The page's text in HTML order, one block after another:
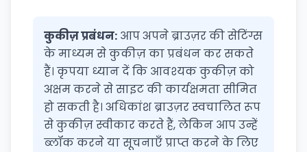
कुकीज़ प्रबंधन: आप अपने ब्राउज़र की सेटिंग्स
के माध्यम से कुकीज़ का प्रबंधन कर सकते
हैं। कृपया ध्यान दें कि आवश्यक कुकीज़ को
अक्षम करने से साइट की कार्यक्षमता सीमित
हो सकती है। अधिकांश ब्राउज़र स्वचालित रूप
से कुकीज़ स्वीकार करते हैं, लेकिन आप उन्हें
ब्लॉक करने या सूचनाएँ प्राप्त करने के लिए